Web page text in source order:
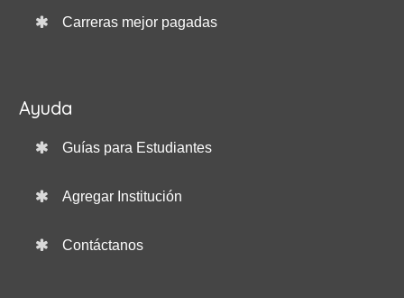
Carreras mejor pagadas
Ayuda
Guías para Estudiantes
Agregar Institución
Contáctanos